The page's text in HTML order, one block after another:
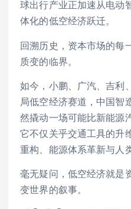
球出行产业正加速从电动
体化的低空经济跃迁。
回溯历史，资本市场的每
质变的临界。
如今，小鹏、广汽、吉利
局低空经济赛道，中国智
然撬动一场可能比新能
它不仅关乎交通工具的升
重构、能源体系革新与人
毫无疑问，低空经济就是
变世界的叙事。